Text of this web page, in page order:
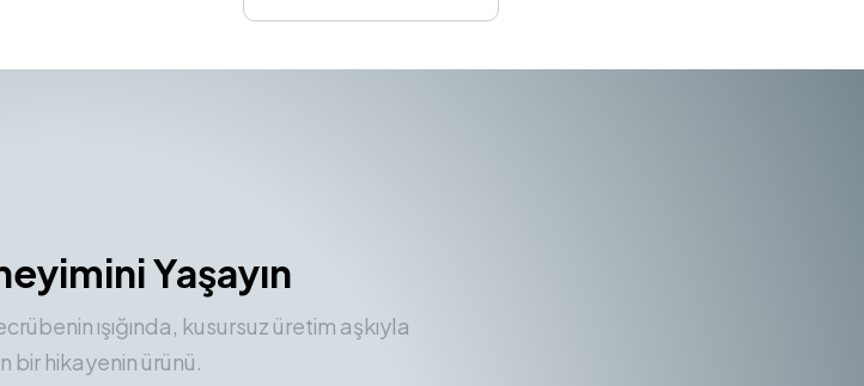
Yaşayın
ışığında, kusursuz üretim aşkıyla
bir hikayenin ürünü.